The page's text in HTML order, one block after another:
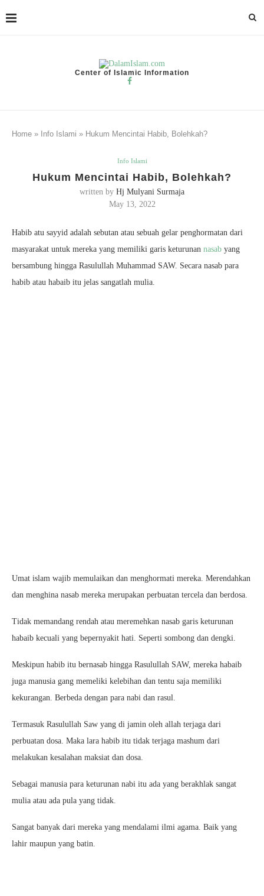
Center of Islamic Information
Home » Info Islami » Hukum Mencintai Habib, Bolehkah?
Info Islami
Hukum Mencintai Habib, Bolehkah?
written by Hj Mulyani Surmaja
May 13, 2022
Habib atu sayyid adalah sebutan atau sebuah gelar penghormatan dari
masyarakat untuk mereka yang memiliki garis keturunan nasab yang
bersambung hingga Rasulullah Muhammad SAW. Secara nasab para
habib atau habaib itu jelas sangatlah mulia.
Umat islam wajib memulaikan dan menghormati mereka. Merendahkan
dan menghina nasab mereka merupakan perbuatan tercela dan berdosa.
Tidak memandang rendah atau meremehkan nasab garis keturunan
habaib kecuali yang bepernyakit hati. Seperti sombong dan dengki.
Meskipun habib itu bernasab hingga Rasulullah SAW, mereka habaib
juga manusia gang memeliki kelebihan dan tentu saja memiliki
kekurangan. Berbeda dengan para nabi dan rasul.
Termasuk Rasulullah Saw yang di jamin oleh allah terjaga dari
perbuatan dosa. Maka lara habib itu tidak terjaga mashum dari
melakukan kesalahan maksiat dan dosa.
Sebagai manusia para keturunan nabi itu ada yang berakhlak sangat
mulia atau ada pula yang tidak.
Sangat banyak dari mereka yang mendalami ilmi agama. Baik yang
lahir maupun yang batin.